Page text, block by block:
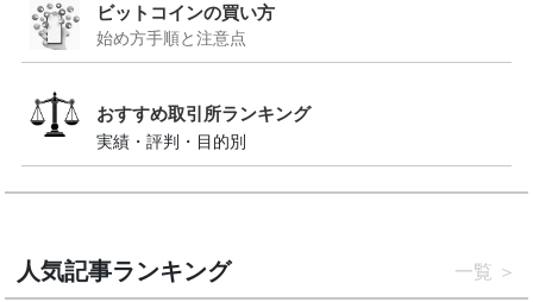
ビットコインの買い方
始め方手順と注意点
おすすめ取引所ランキング
実績・評判・目的別
人気記事ランキング 一覧